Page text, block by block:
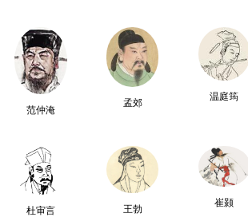
范仲淹
孟郊
温庭筠
杜审言 王勃
崔颢